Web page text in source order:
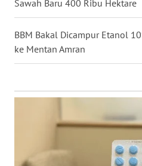
Sawah Baru 400 Ribu Hektare
BBM Bakal Dicampur Etanol
ke Mentan Amran
KALTENG
WN
KALTARA
KALSEL